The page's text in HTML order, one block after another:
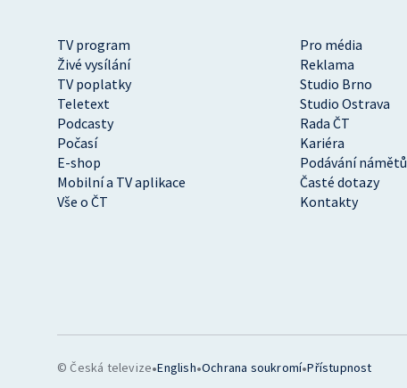
TV program
Pro média
Živé vysílání
Reklama
TV poplatky
Studio Brno
Teletext
Studio Ostrava
Podcasty
Rada ČT
Počasí
Kariéra
E-shop
Podávání námětů
Mobilní a TV aplikace
Časté dotazy
Vše o ČT
Kontakty
© Česká televize•English•Ochrana soukromí•Přístupnost